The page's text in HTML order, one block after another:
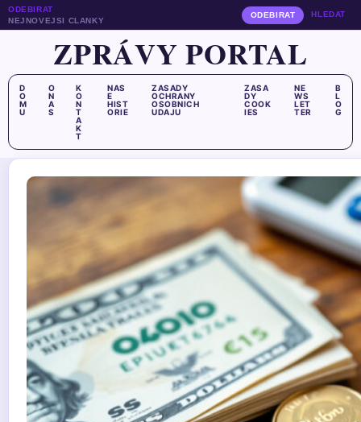
ODEBIRAT
NEJNOVEJSI CLANKY
ODEBIRAT HLEDAT
ZPRÁVY PORTAL
D
O
M
U
O
N
A
S
K
O
N
T
A
K
T
NAS
E
HIST
ORIE
ZASADY
OCHRANY
OSOBNICH
UDAJU
ZASA
DY
COOK
IES
NE
WS
LET
TER
B
L
O
G